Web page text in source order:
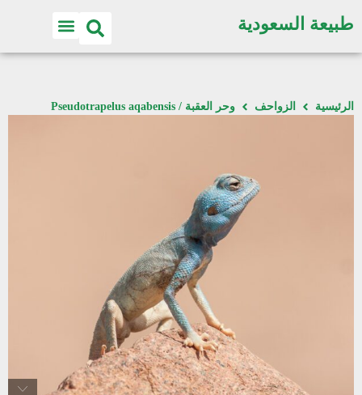
طبيعة السعودية
الرئيسية الزواحف وحر العقبة / Pseudotrapelus aqabensis